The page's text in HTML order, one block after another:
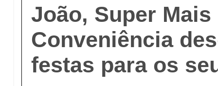
João, Super Mais
Conveniência
festas para os